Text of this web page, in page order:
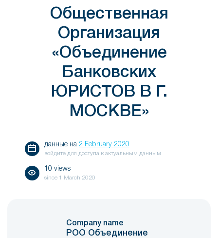
Общественная
Организация
«Объединение
Банковских
ЮРИСТОВ В Г.
МОСКВЕ»
данные на 2 February 2020
войдите для доступа к актуальным данным
10 views
since 1 March 2020
Company name
РОО Объединение